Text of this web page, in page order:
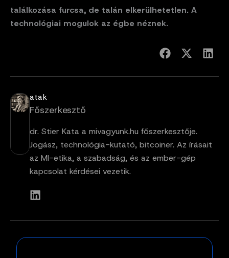
találkozása furcsa, de talán elkerülhetetlen. A
technológiai mogulok az égbe néznek.
atak
Főszerkesztő
dr. Stier Kata a mivagyunk.hu főszerkesztője.
Jogász, technológia-kutató, bitcoiner. Az írásait
az MI-etika, a szabadság, és az ember-gép
kapcsolat kérdései vezetik.